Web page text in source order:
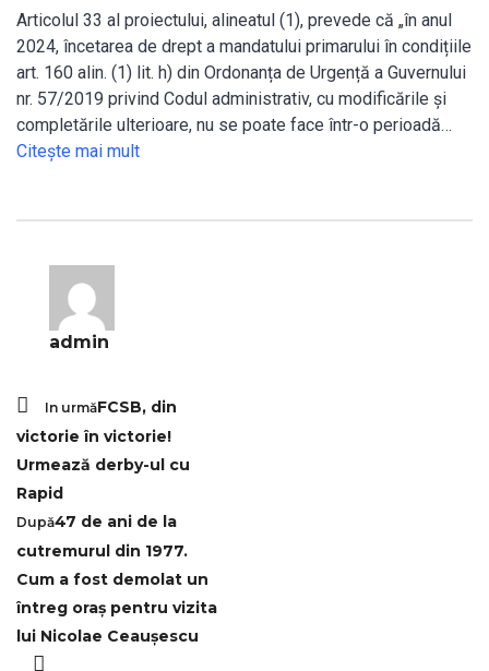
Articolul 33 al proiectului, alineatul (1), prevede că „în anul
2024, încetarea de drept a mandatului primarului în condițiile
art. 160 alin. (1) lit. h) din Ordonanța de Urgență a Guvernului
nr. 57/2019 privind Codul administrativ, cu modificările şi
completările ulterioare, nu se poate face într-o perioadă…
Citeşte mai mult
admin
In urmăFCSB, din
victorie în victorie!
Urmează derby-ul cu
Rapid
După47 de ani de la
cutremurul din 1977.
Cum a fost demolat un
întreg oraș pentru vizita
lui Nicolae Ceaușescu